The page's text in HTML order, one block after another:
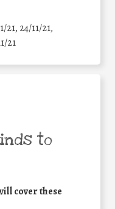
21, 24/11/21,
21
to
cover these